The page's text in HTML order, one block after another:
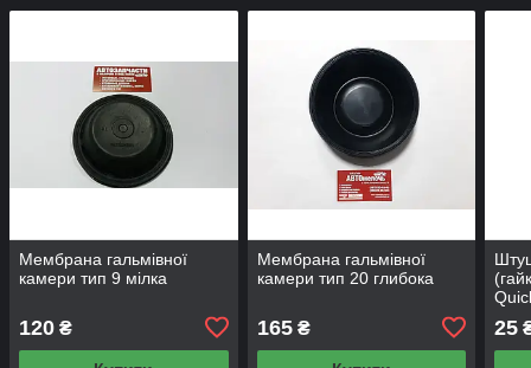
Мембрана гальмівної
камери тип 9 мілка
120 ₴
Мембрана гальмівної
камери тип 20 глибока
165₴ 25